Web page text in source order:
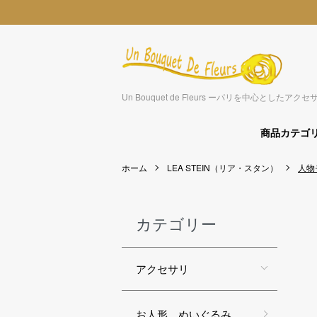
Un Bouquet de Fleurs ーパリを中心としたアクセ
商品カテゴ
ホーム LEA STEIN（リア・スタン） 人
カテゴリー
アクセサリ
お人形 ぬいぐるみ